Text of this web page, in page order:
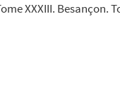
XXXIII. Besançon.